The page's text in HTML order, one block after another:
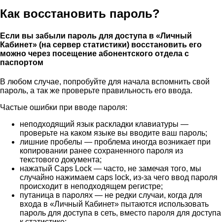
Как восстановить пароль?
Если вы забыли пароль для доступа в «Личный
Кабинет» (на сервер статистики) восстановить его
можно через посещение абонентского отдела с
паспортом
В любом случае, попробуйте для начала вспомнить свой
пароль, а так же проверьте правильность его ввода.
Частые ошибки при вводе пароля:
неподходящий язык раскладки клавиатуры —
проверьте на каком языке вы вводите ваш пароль;
лишние пробелы — проблема иногда возникает при
копировании ранее сохраненного пароля из
текстового документа;
нажатый Caps Lock — часто, не замечая того, мы
случайно нажимаем caps lock, из-за чего ввод пароля
происходит в неподходящем регистре;
путаница в паролях — не редки случаи, когда для
входа в «Личный Кабинет» пытаются использовать
пароль для доступа в сеть, вместо пароля для доступа